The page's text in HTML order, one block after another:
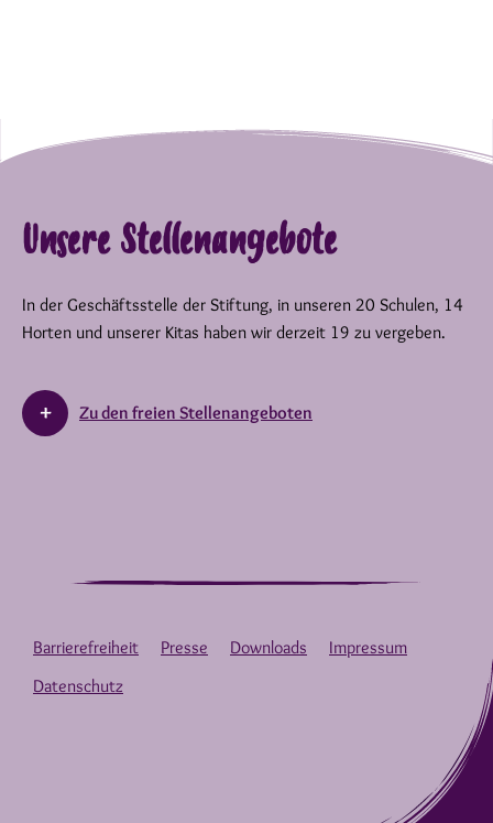
Unsere Stellenangebote
In der Geschäftsstelle der Stiftung, in unseren 20 Schulen, 14
Horten und unserer Kitas haben wir derzeit 19 zu vergeben.
Zu den freien Stellenangeboten
Barrierefreiheit Presse Downloads
Impressum
Datenschutz